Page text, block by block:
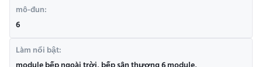
mô-đun:
6
Làm nổi bật: